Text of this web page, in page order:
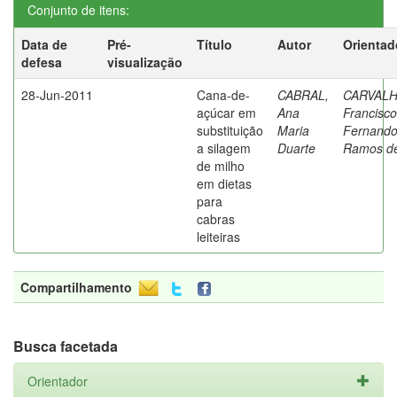
Conjunto de itens:
Data de
defesa
Pré-
visualização
Título Autor
28-Jun-2011
Cana-de-
açúcar em
substituição
a silagem
de milho
em dietas
para
cabras
leiteiras
CABRAL,
Ana
Maria
Duarte
Francisco
Fernando
Ramos
Compartilhamento
Busca facetada
Orientador